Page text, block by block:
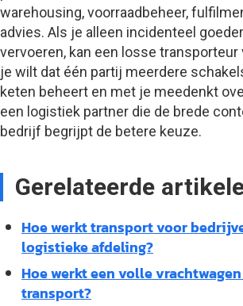
warehousing, voorraadbeheer,
advies. Als je alleen incidenteel
vervoeren, kan een losse transporteur
je wilt dat één partij meerdere
keten beheert en met je meedenkt
een logistiek partner die de brede
bedrijf begrijpt de betere keuze.
Gerelateerde
Hoe werkt transport voor
logistieke afdeling?
Hoe werkt een volle
transport?